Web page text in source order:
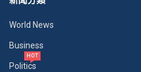
World News
Business
Politics
HOT